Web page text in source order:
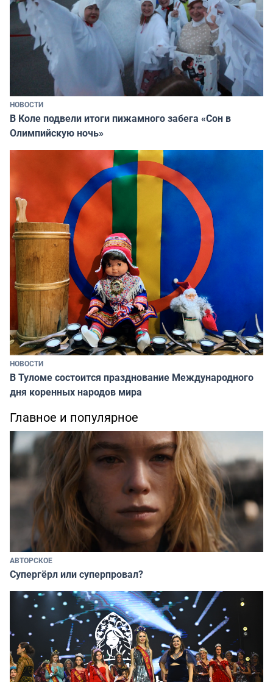
НОВОСТИ
В Коле подвели итоги пижамного забега «Сон в
Олимпийскую ночь»
НОВОСТИ
В Туломе состоится празднование Международного
дня коренных народов мира
Главное и популярное
АВТОРСКОЕ
Супергёрл или суперпровал?